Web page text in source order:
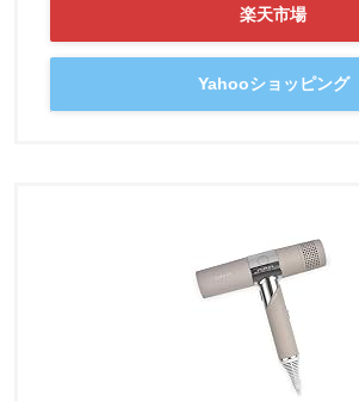
楽天市場
Yahooショッピング